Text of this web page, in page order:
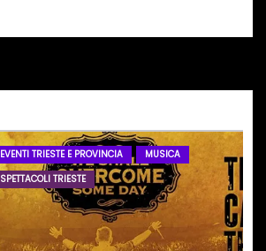
EVENTI TRIESTE E PROVINCIA
MUSICA
SPETTACOLI TRIESTE